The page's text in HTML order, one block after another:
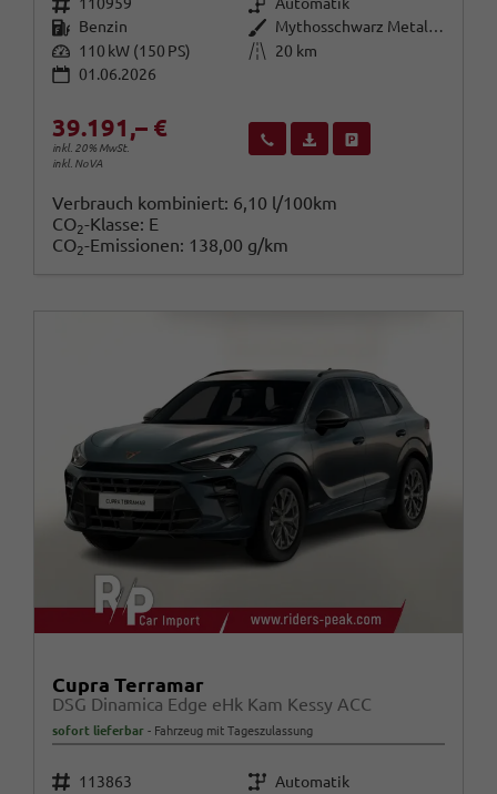
Kraftstoff Benzin Außenfarbe
Mythosschwarz Metallic (0E)
Leistung 110 kW (150 PS) Kilometerstand
20 km
01.06.2026
39.191,– €
inkl. 20% MwSt.
inkl. NoVA
Wir rufen Sie anFahrzeugexposé (PDF)
Verbrauch kombiniert: 6,10 l/100km
CO2-Klasse: E
CO2-Emissionen: 138,00 g/km
Cupra Terramar
DSG Dinamica Edge eHk Kam Kessy ACC
sofort lieferbar Fahrzeug mit Tageszulassung
Fahrzeugnr. 113863 Getriebe Automatik